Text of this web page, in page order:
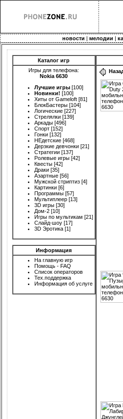
новости |мелодии |
Каталог игр
Игры для телефона:
Nokia 6630
Лучшие игры [100]
Новинки! [100]
Хиты от Gameloft [81]
БлокБастеры [104]
Логические [227]
Стрелялки [139]
Аркады [496]
Спорт [152]
Гонки [132]
НЕдетские [468]
Дерзкие девчонки [21]
Стратегии [137]
Ролевые игры [42]
Квесты [42]
Драки [35]
Азартные [56]
Мужской стриптиз [4]
Картинки [6]
Программы [57]
Мультиплеер [13]
3D игры [30]
Дом-2 [10]
Игры по мультикам [21]
Слайд-шоу [17]
3D Эротика [1]
Информация
На главную игр
Помощь - FAQ
Список операторов
Тех.поддержка
Информация об услуге